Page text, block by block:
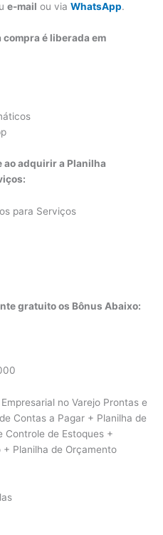
e-mail ou via WhatsApp.
compra é liberada em
ao adquirir a Planilha
para Serviços
gratuito os Bônus Abaixo:
no Varejo Prontas e
Contas a Pagar + Planilha de
Controle de Estoques +
+ Planilha de Orçamento